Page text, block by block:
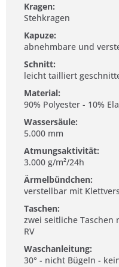
Kragen:
Stehkragen
Kapuze:
abnehmbare und
Schnitt:
leicht tailliert
Material:
90% Polyester - 10%
Wassersäule:
5.000 mm
Atmungsaktivität:
3.000 g/m²/24h
Ärmelbündchen:
verstellbar mit
Taschen:
zwei seitliche Taschen
RV
Waschanleitung:
30° - nicht Bügeln -